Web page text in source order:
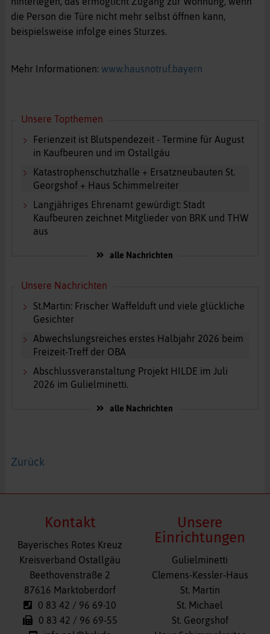
die Person die Türe nicht mehr selbst öffnen kann,
beispielsweise infolge eines Sturzes.
Mehr Informationen: www.hausnotruf.bayern
Unsere Topthemen
Ferienzeit ist Blutspendezeit - Termine für August
in Kaufbeuren und im Ostallgäu
Katastrophenschutzhalle + Ersatzneubauten St.
Georgshof + Haus Schimmelreiter
Langjähriges Ehrenamt gewürdigt: Stadt
Kaufbeuren zeichnet Mitglieder von BRK und THW
aus
alle Nachrichten
Unsere Nachrichten
St.Martin: Frischer Waffelduft und viele glückliche
Gesichter
Abwechslungsreiches erstes Halbjahr 2026 beim
Freizeit-Treff der OBA
Abschlussveranstaltung Projekt HILDE im Juli
2026 im Gulielminetti.
alle Nachrichten
Zurück
Kontakt
Bayerisches Rotes Kreuz
Kreisverband Ostallgäu
Beethovenstraße 2
87616 Marktoberdorf
0 83 42 / 96 69-10
0 83 42 / 96 69-55
Unsere
Einrichtungen
Navigation
überspringen
Gulielminetti
Clemens-Kessler-Haus
St. Martin
St. Michael
St. Georgshof